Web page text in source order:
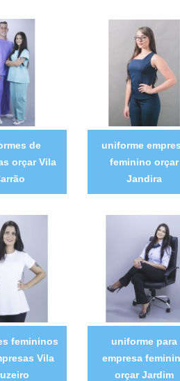
de
orçar Vila
uniforme
feminino orçar
Jandira
femininos
Vila
uniforme para
empresa
orçar Jardim